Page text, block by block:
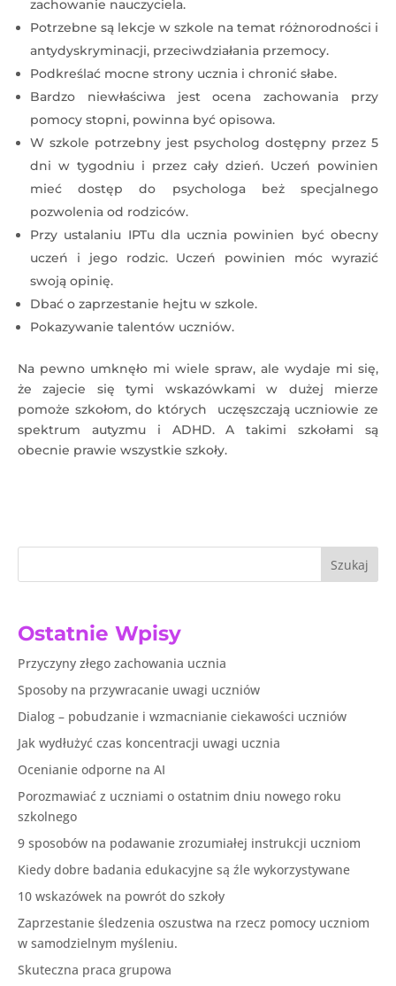
zachowanie nauczyciela.
Potrzebne są lekcje w szkole na temat różnorodności i
antydyskryminacji, przeciwdziałania przemocy.
Podkreślać mocne strony ucznia i chronić słabe.
Bardzo niewłaściwa jest ocena zachowania przy
pomocy stopni, powinna być opisowa.
W szkole potrzebny jest psycholog dostępny przez 5
dni w tygodniu i przez cały dzień. Uczeń powinien
mieć dostęp do psychologa beż specjalnego
pozwolenia od rodziców.
Przy ustalaniu IPTu dla ucznia powinien być obecny
uczeń i jego rodzic. Uczeń powinien móc wyrazić
swoją opinię.
Dbać o zaprzestanie hejtu w szkole.
Pokazywanie talentów uczniów.
Na pewno umknęło mi wiele spraw, ale wydaje mi się,
że zajecie się tymi wskazówkami w dużej mierze
pomoże szkołom, do których uczęszczają uczniowie ze
spektrum autyzmu i ADHD. A takimi szkołami są
obecnie prawie wszystkie szkoły.
Szukaj
Ostatnie Wpisy
Przyczyny złego zachowania ucznia
Sposoby na przywracanie uwagi uczniów
Dialog – pobudzanie i wzmacnianie ciekawości uczniów
Jak wydłużyć czas koncentracji uwagi ucznia
Ocenianie odporne na AI
Porozmawiać z uczniami o ostatnim dniu nowego roku
szkolnego
9 sposobów na podawanie zrozumiałej instrukcji uczniom
Kiedy dobre badania edukacyjne są źle wykorzystywane
10 wskazówek na powrót do szkoły
Zaprzestanie śledzenia oszustwa na rzecz pomocy uczniom
w samodzielnym myśleniu.
Skuteczna praca grupowa